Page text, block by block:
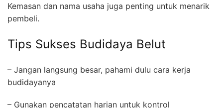
Kemasan dan nama usaha juga penting untuk menarik
pembeli.
Tips Sukses Budidaya Belut
– Jangan langsung besar, pahami dulu cara kerja
budidayanya
– Gunakan pencatatan harian untuk kontrol